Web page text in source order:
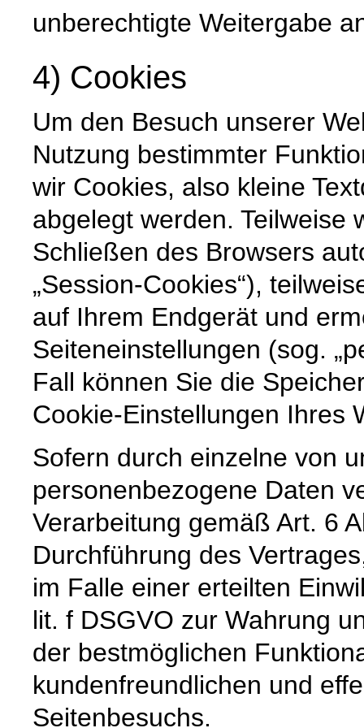
unberechtigte Weitergabe
4) Cookies
Um den Besuch unserer
Nutzung bestimmter
wir Cookies, also kleine
abgelegt werden. Teilweise
Schließen des Browsers
„Session-Cookies“),
auf Ihrem Endgerät und
Seiteneinstellungen (sog.
Fall können Sie die
Cookie-Einstellungen Ihres
Sofern durch einzelne von
personenbezogene Daten
Verarbeitung gemäß Art. 6
Durchführung des
im Falle einer erteilten
lit. f DSGVO zur Wahrung
der bestmöglichen
kundenfreundlichen und
Seitenbesuchs.